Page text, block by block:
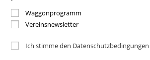
Waggonprogramm
Vereinsnewsletter
Ich stimme den Datenschutzbedingungen